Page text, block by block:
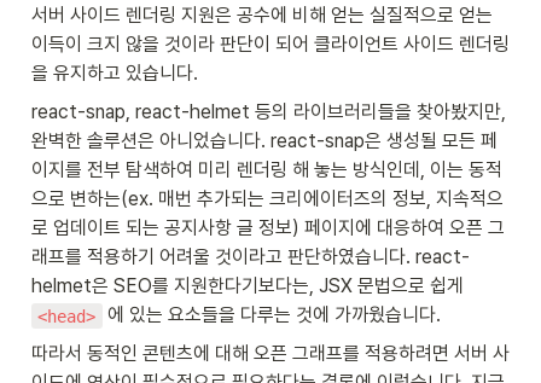
서버 사이드 렌더링 지원은 공수에 비해 얻는 실질적으로 얻는
이득이 크지 않을 것이라 판단이 되어 클라이언트 사이드 렌더링
을 유지하고 있습니다.
react-snap, react-helmet 등의 라이브러리들을 찾아봤지만,
완벽한 솔루션은 아니었습니다. react-snap은 생성될 모든 페
이지를 전부 탐색하여 미리 렌더링 해 놓는 방식인데, 이는 동적
으로 변하는(ex. 매번 추가되는 크리에이터즈의 정보, 지속적으
로 업데이트 되는 공지사항 글 정보) 페이지에 대응하여 오픈 그
래프를 적용하기 어려울 것이라고 판단하였습니다. react-
<head>
에 있는 요소들을 다루는 것에 가까웠습니다.
따라서 동적인 콘텐츠에 대해 오픈 그래프를 적용하려면 서버 사